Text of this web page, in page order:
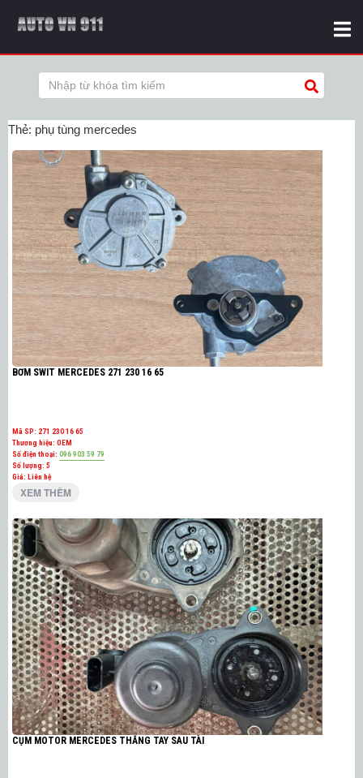
Thẻ: phụ tùng mercedes
BƠM SWIT MERCEDES 271 230 16 65
Mã SP: 271 230 16 65
Thương hiệu: OEM
Số điện thoại: 096 903 59 79
Số lượng: 5
Giá: Liên hệ
XEM THÊM
CỤM MOTOR MERCEDES THẮNG TAY SAU TÀI